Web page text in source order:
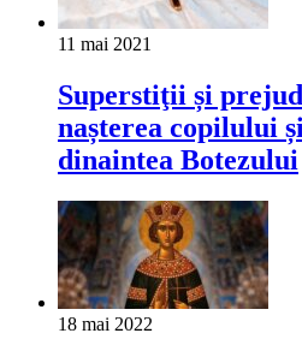
11 mai 2021
Superstiţii și
nașterea copilului
dinaintea Botezului
18 mai 2022